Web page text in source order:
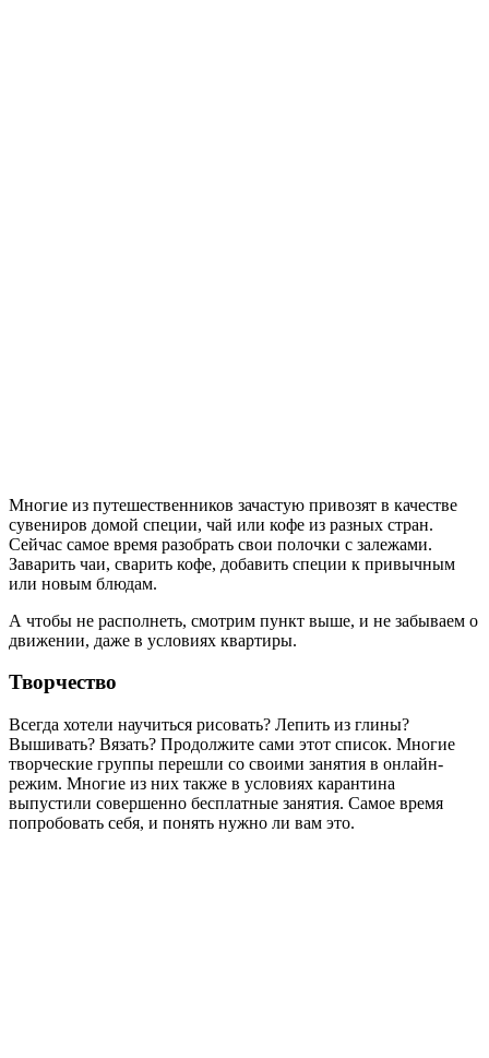
Многие из путешественников зачастую привозят в качестве
сувениров домой специи, чай или кофе из разных стран.
Сейчас самое время разобрать свои полочки с залежами.
Заварить чаи, сварить кофе, добавить специи к привычным
или новым блюдам.
А чтобы не располнеть, смотрим пункт выше, и не забываем о
движении, даже в условиях квартиры.
Творчество
Всегда хотели научиться рисовать? Лепить из глины?
Вышивать? Вязать? Продолжите сами этот список. Многие
творческие группы перешли со своими занятия в онлайн-
режим. Многие из них также в условиях карантина
выпустили совершенно бесплатные занятия. Самое время
попробовать себя, и понять нужно ли вам это.